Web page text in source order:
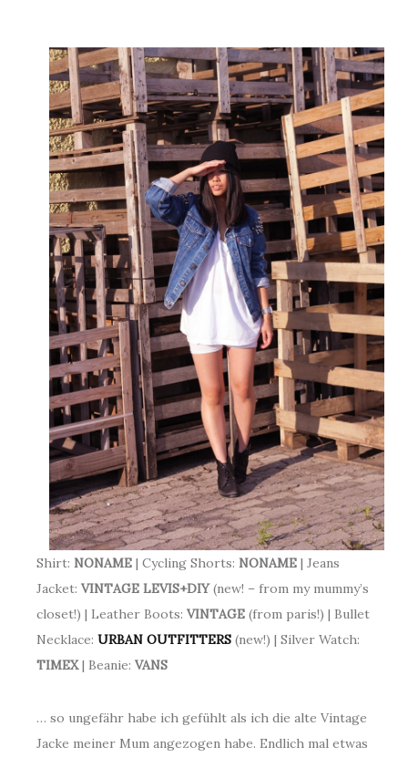
Shirt: NONAME | Cycling Shorts: NONAME | Jeans
Jacket: VINTAGE LEVIS+DIY(new! – from my mummy’s
closet!) | Leather Boots: VINTAGE (from paris!) | Bullet
Necklace: URBAN OUTFITTERS (new!) | Silver Watch:
TIMEX| Beanie: VANS
… so ungefähr habe ich gefühlt als ich die alte Vintage
Jacke meiner Mum angezogen habe. Endlich mal etwas